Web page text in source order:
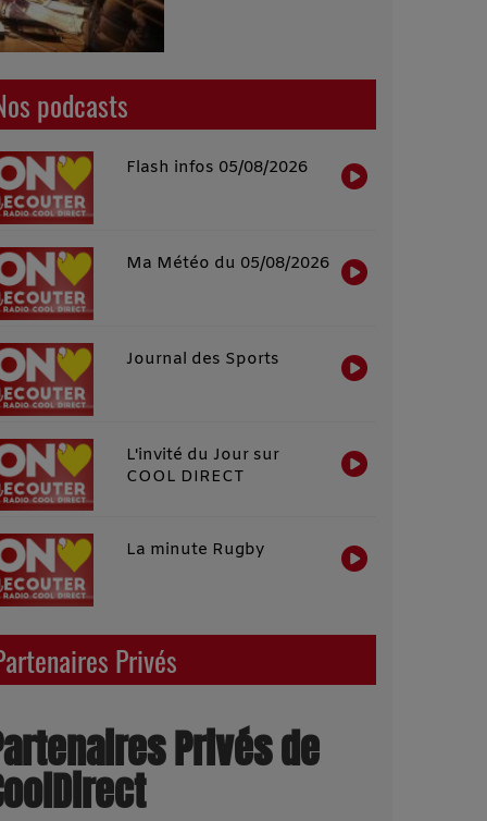
podcasts
Flash infos 05/08/2026
Ma Météo du 05/08/2026
Journal des Sports
L'invité du Jour sur
COOL DIRECT
La minute Rugby
Privés
Privés de